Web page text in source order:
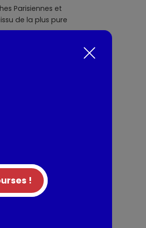
Parisiennes et
de la plus pure
pâtissier 10,5%,
entier,
malté toasté, farine de
carotène).
Étique
!